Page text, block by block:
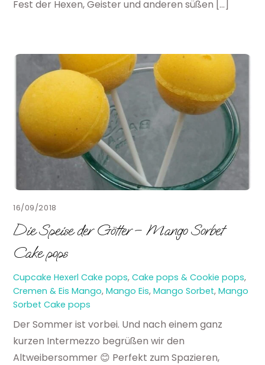
Fest der Hexen, Geister und anderen süßen […]
16/09/2018
Die Speise der Götter – Mango Sorbet
Cake pops
Cupcake Hexerl Cake pops,Cake pops & Cookie pops,
Cremen & Eis Mango,Mango Eis,Mango Sorbet,Mango
Sorbet Cake pops
Der Sommer ist vorbei. Und nach einem ganz
kurzen Intermezzo begrüßen wir den
Altweibersommer 😊 Perfekt zum Spazieren,